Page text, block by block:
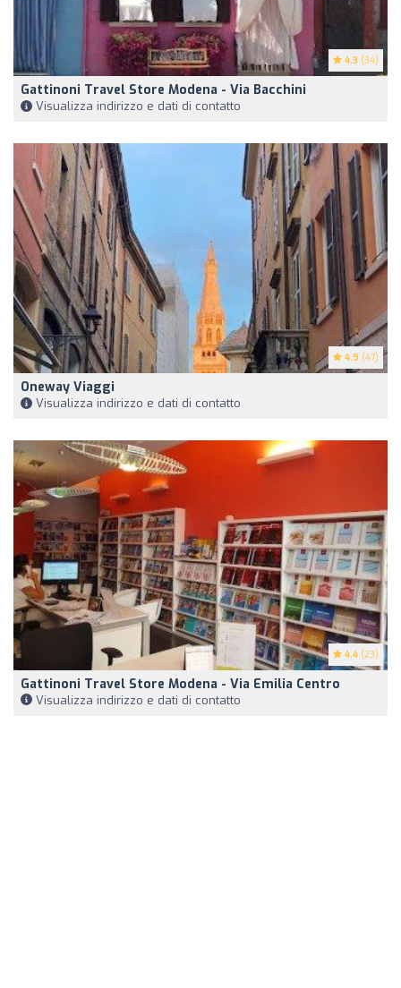
4.3 (34)
Gattinoni Travel Store Modena - Via Bacchini
Visualizza indirizzo e dati di contatto
4.9 (47)
Oneway Viaggi
Visualizza indirizzo e dati di contatto
4.4 (23)
Gattinoni Travel Store Modena - Via Emilia Centro
Visualizza indirizzo e dati di contatto